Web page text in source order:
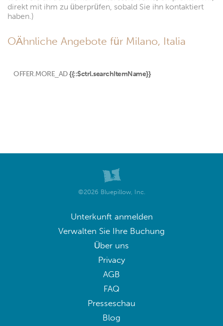
direkt mit ihm zu überprüfen, sobald Sie ihn kontaktiert
haben.)
OÄhnliche Angebote für Milano, Italia
OFFER.MORE_AD {{::$ctrl.searchItemName}}
©2026 Bluepillow, Inc.
Unterkunft anmelden
Verwalten Sie Ihre Buchung
Über uns
Privacy
AGB
FAQ
Presseschau
Blog